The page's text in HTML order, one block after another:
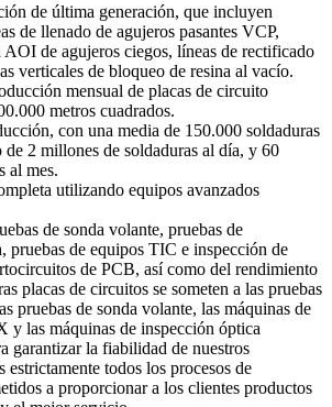
de última generación, que incluyen
de llenado de agujeros pasantes VCP,
de agujeros ciegos, líneas de rectificado
verticales de bloqueo de resina al vacío.
mensual de placas de circuito
metros cuadrados.
con una media de 150.000 soldaduras
2 millones de soldaduras al día, y 60
al mes.
utilizando equipos avanzados
de sonda volante, pruebas de
pruebas de equipos TIC e inspección de
de PCB, así como del rendimiento
placas de circuitos se someten a las pruebas
pruebas de sonda volante, las máquinas de
y las máquinas de inspección óptica
garantizar la fiabilidad de nuestros
todos los procesos de
a proporcionar a los clientes productos